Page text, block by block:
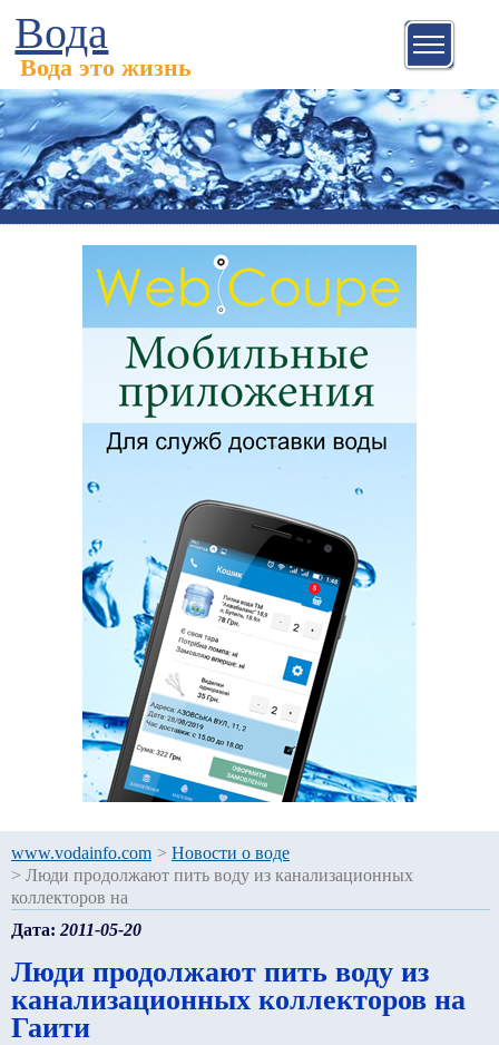
Вода
Вода это жизнь
www.vodainfo.com > Новости о воде
> Люди продолжают пить воду из канализационных
коллекторов на
Дата: 2011-05-20
Люди продолжают пить воду из
канализационных коллекторов на
Гаити